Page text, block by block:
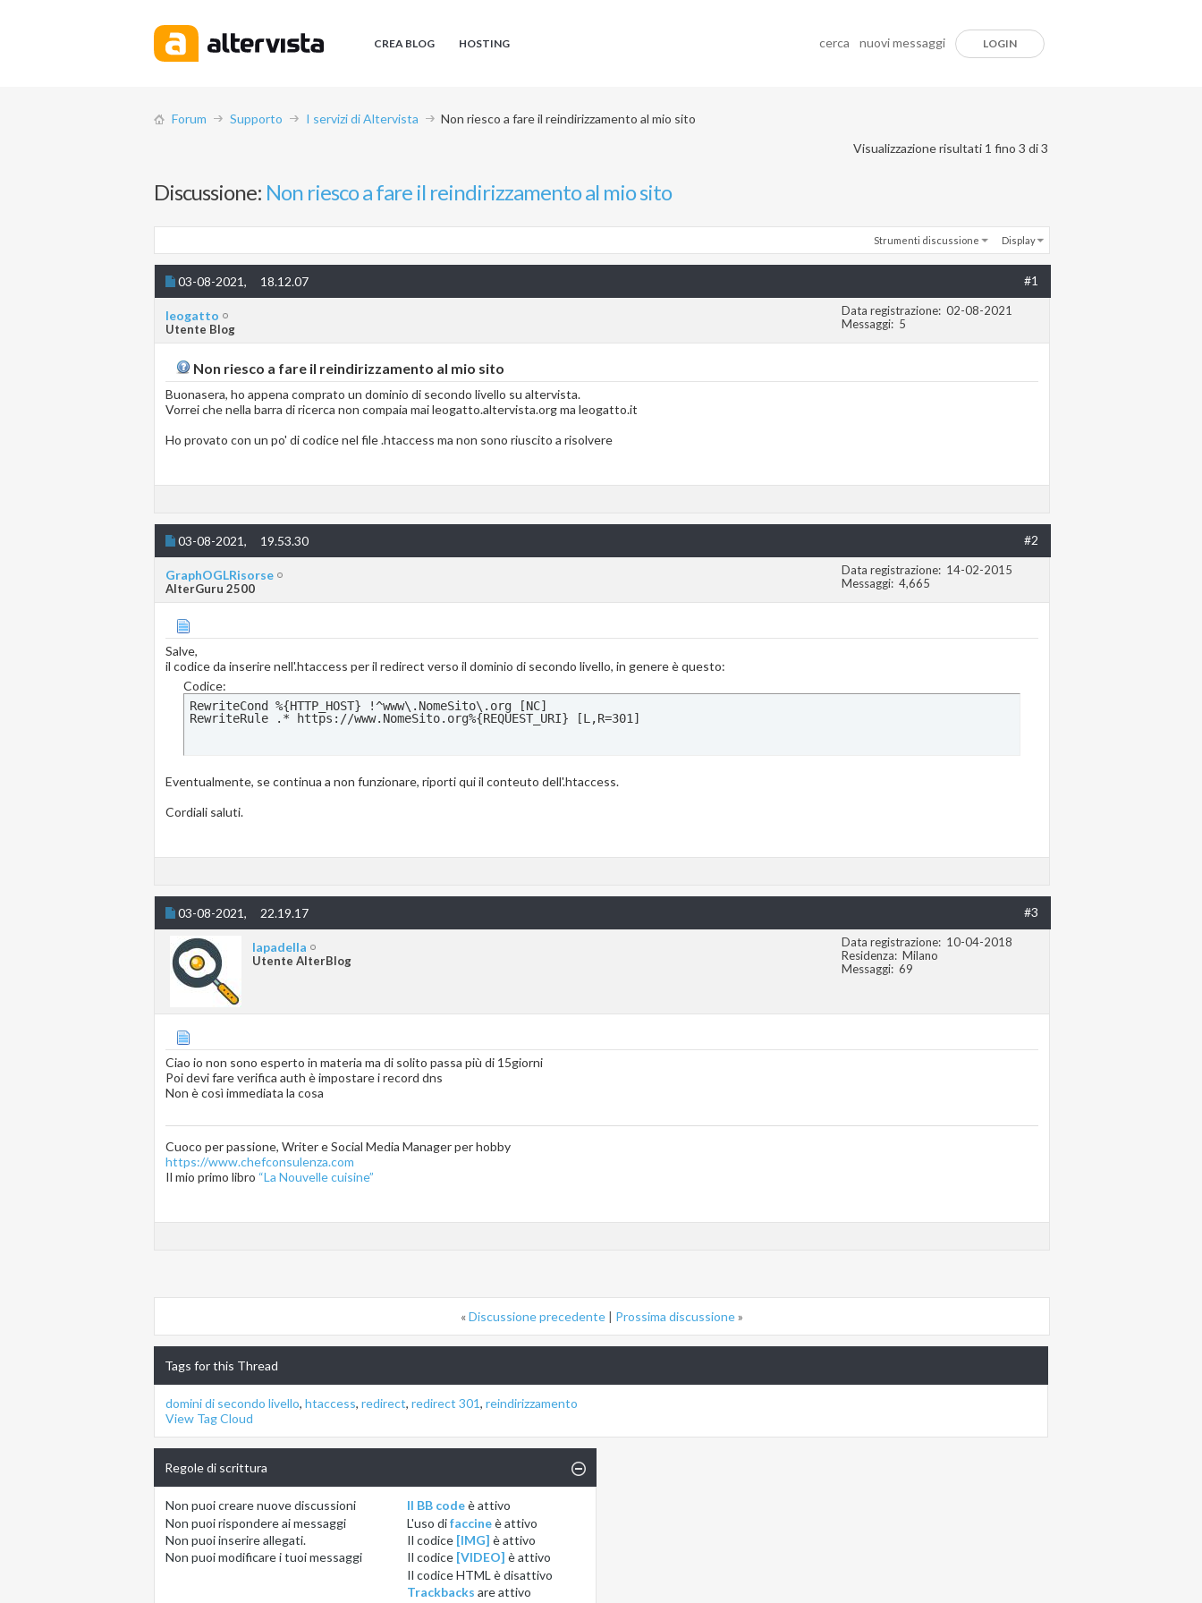
CREA BLOG HOSTING cerca nuovi messaggi LOGIN
Forum Supporto I servizi di Altervista
Non riesco a fare il reindirizzamento al mio sito
Visualizzazione risultati 1 fino 3 di 3
Discussione: Non riesco a fare il reindirizzamento al mio sito
Strumenti discussione Display
03-08-2021, 18.12.07 #1
leogatto
Utente Blog
Data registrazione 02-08-2021
Messaggi
5
Non riesco a fare il reindirizzamento al mio sito
Buonasera, ho appena comprato un dominio di secondo livello su altervista.
Vorrei che nella barra di ricerca non compaia mai leogatto.altervista.org ma leogatto.it
Ho provato con un po' di codice nel file .htaccess ma non sono riuscito a risolvere
03-08-2021, 19.53.30 #2
GraphOGLRisorse
AlterGuru 2500
Data registrazione
14-02-2015
Messaggi 4,665
Salve,
il codice da inserire nell'.htaccess per il redirect verso il dominio di secondo livello, in genere è questo:
Codice:
RewriteCond %{HTTP_HOST} !^www\.NomeSito\.org [NC]
RewriteRule .* https://www.NomeSito.org%{REQUEST_URI} [L,R=301]
Eventualmente, se continua a non funzionare, riporti qui il conteuto dell'.htaccess.
Cordiali saluti.
03-08-2021, 22.19.17 #3
lapadella
Utente AlterBlog
Data registrazione
10-04-2018
Residenza
Milano
Messaggi 69
Ciao io non sono esperto in materia ma di solito passa più di 15giorni
Poi devi fare verifica auth è impostare i record dns
Non è così immediata la cosa
Cuoco per passione, Writer e Social Media Manager per hobby
https://www.chefconsulenza.com
Il mio primo libro “La Nouvelle cuisine”
«Discussione precedente | Prossima discussione»
Tags for this Thread
domini di secondo livello, htaccess, redirect, redirect 301, reindirizzamento
View Tag Cloud
Regole di scrittura
Non puoicreare nuove discussioni
Non puoirispondere ai messaggi
Non puoiinserire allegati.
Non puoimodificare i tuoi messaggi
Il BB codeèattivo
L'uso difaccineèattivo
Il codice [IMG] èattivo
Il codice [VIDEO] èattivo
Il codice HTML èdisattivo
Trackbacks areattivo